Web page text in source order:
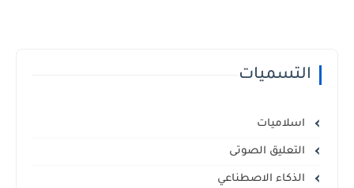
التسميات
اسلاميات
التعليق الصوتى
الذكاء الاصطناعي